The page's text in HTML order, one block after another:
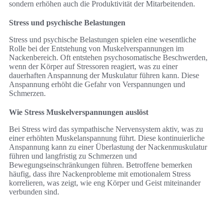
sondern erhöhen auch die Produktivität der Mitarbeitenden.
Stress und psychische Belastungen
Stress und psychische Belastungen spielen eine wesentliche
Rolle bei der Entstehung von Muskelverspannungen im
Nackenbereich. Oft entstehen psychosomatische Beschwerden,
wenn der Körper auf Stressoren reagiert, was zu einer
dauerhaften Anspannung der Muskulatur führen kann. Diese
Anspannung erhöht die Gefahr von Verspannungen und
Schmerzen.
Wie Stress Muskelverspannungen auslöst
Bei Stress wird das sympathische Nervensystem aktiv, was zu
einer erhöhten Muskelanspannung führt. Diese kontinuierliche
Anspannung kann zu einer Überlastung der Nackenmuskulatur
führen und langfristig zu Schmerzen und
Bewegungseinschränkungen führen. Betroffene bemerken
häufig, dass ihre Nackenprobleme mit emotionalem Stress
korrelieren, was zeigt, wie eng Körper und Geist miteinander
verbunden sind.